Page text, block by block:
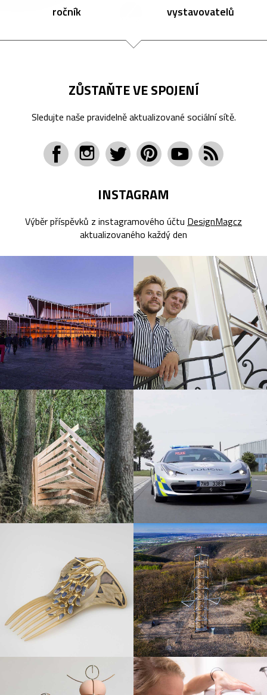
ročník vystavovatelů
ZŮSTAŇTE VE SPOJENÍ
Sledujte naše pravidelně aktualizované sociální sítě.
INSTAGRAM
Výběr příspěvků z instagramového účtu DesignMagcz
aktualizovaného každý den